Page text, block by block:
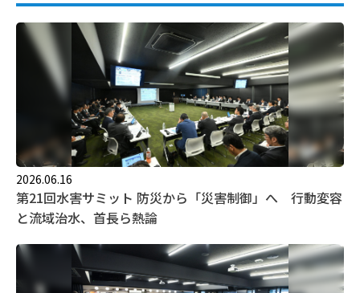
2026.06.16
第21回水害サミット 防災から「災害制御」へ 行動変容
と流域治水、首長ら熱論